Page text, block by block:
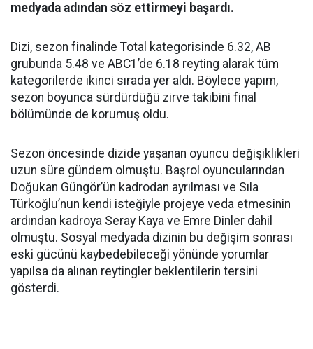
medyada adından söz ettirmeyi başardı.
Dizi, sezon finalinde Total kategorisinde 6.32, AB
grubunda 5.48 ve ABC1’de 6.18 reyting alarak tüm
kategorilerde ikinci sırada yer aldı. Böylece yapım,
sezon boyunca sürdürdüğü zirve takibini final
bölümünde de korumuş oldu.
Sezon öncesinde dizide yaşanan oyuncu değişiklikleri
uzun süre gündem olmuştu. Başrol oyuncularından
Doğukan Güngör’ün kadrodan ayrılması ve Sıla
Türkoğlu’nun kendi isteğiyle projeye veda etmesinin
ardından kadroya Seray Kaya ve Emre Dinler dahil
olmuştu. Sosyal medyada dizinin bu değişim sonrası
eski gücünü kaybedebileceği yönünde yorumlar
yapılsa da alınan reytingler beklentilerin tersini
gösterdi.